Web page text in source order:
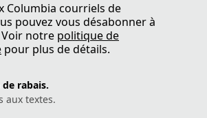
Columbia courriels de
pouvez vous désabonner à
notre politique de
pour plus de détails.
rabais.
aux textes.